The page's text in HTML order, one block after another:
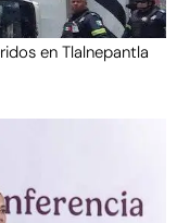
en Tlalnepantla